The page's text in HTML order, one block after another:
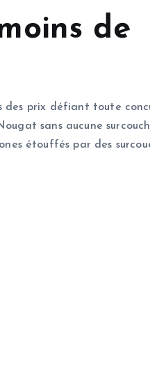
de
des prix défiant toute
sans aucune
étouffés par des